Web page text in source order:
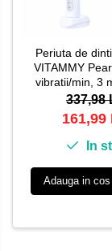
Periuta de
VITAMMY
vibratii/min, 3
periaj, 2 capete
337,98
161,99
In
Adauga in cos